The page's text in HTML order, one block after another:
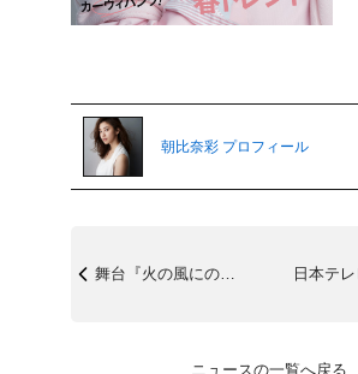
朝比奈彩 プロフィール
舞台『火の風にのって』3/28(木)～4... 日本テレビ『THE
ニュースの一覧へ戻る